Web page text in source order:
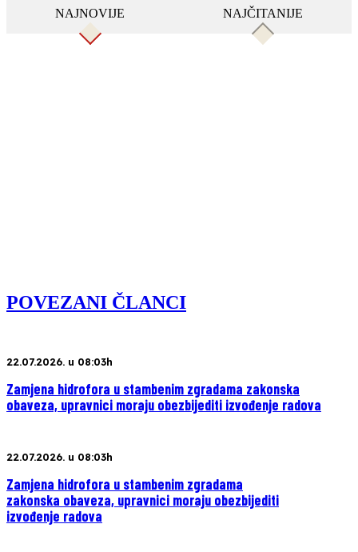
NAJNOVIJE NAJČITANIJE
POVEZANI ČLANCI
22.07.2026. u 08:03h
Zamjena hidrofora u stambenim zgradama zakonska
obaveza, upravnici moraju obezbijediti izvođenje radova
22.07.2026. u 08:03h
Zamjena hidrofora u stambenim zgradama
zakonska obaveza, upravnici moraju obezbijediti
izvođenje radova